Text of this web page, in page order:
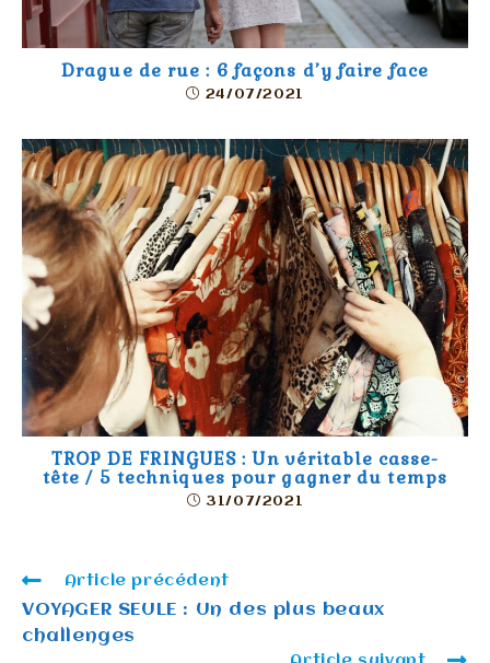
Drague de rue : 6 façons d’y faire face
24/07/2021
TROP DE FRINGUES : Un véritable casse-
tête / 5 techniques pour gagner du temps
31/07/2021
Article précédent
VOYAGER SEULE : Un des plus beaux
challenges